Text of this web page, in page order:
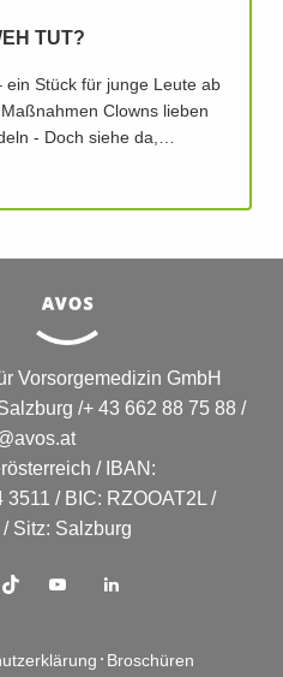
TUT?
ein Stück für junge Leute ab
Clowns lieben
- Doch siehe da,…
Vorsorgemedizin GmbH
/+ 43 662 88 75 88 /
/ IBAN:
/ BIC: RZOOAT2L /
Sitz: Salzburg
Broschüren